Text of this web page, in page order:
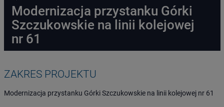
Modernizacja przystanku Górki
Szczukowskie na linii kolejowej
nr 61
ZAKRES PROJEKTU
Modernizacja przystanku Górki Szczukowskie na linii kolejowej nr 61